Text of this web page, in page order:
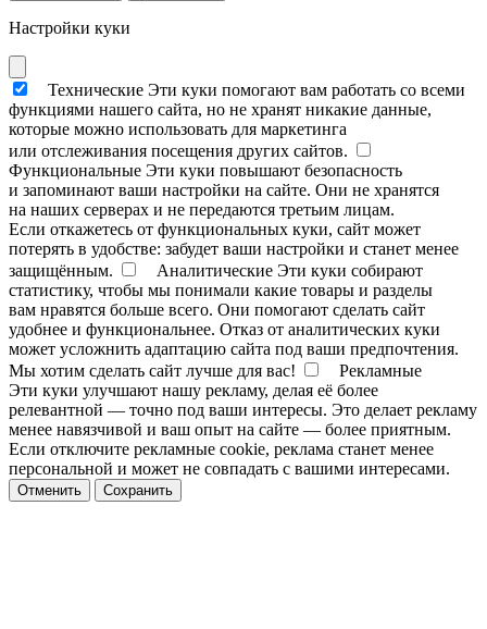
Настройки куки
Технические Эти куки помогают вам работать со всеми
функциями нашего сайта, но не хранят никакие данные,
которые можно использовать для маркетинга
или отслеживания посещения других сайтов.
Функциональные Эти куки повышают безопасность
и запоминают ваши настройки на сайте. Они не хранятся
на наших серверах и не передаются третьим лицам.
Если откажетесь от функциональных куки, сайт может
потерять в удобстве: забудет ваши настройки и станет менее
защищённым.
Аналитические Эти куки собирают
статистику, чтобы мы понимали какие товары и разделы
вам нравятся больше всего. Они помогают сделать сайт
удобнее и функциональнее. Отказ от аналитических куки
может усложнить адаптацию сайта под ваши предпочтения.
Мы хотим сделать сайт лучше для вас!
Рекламные
Эти куки улучшают нашу рекламу, делая её более
релевантной — точно под ваши интересы. Это делает рекламу
менее навязчивой и ваш опыт на сайте — более приятным.
Если отключите рекламные cookie, реклама станет менее
персональной и может не совпадать с вашими интересами.
Отменить Сохранить